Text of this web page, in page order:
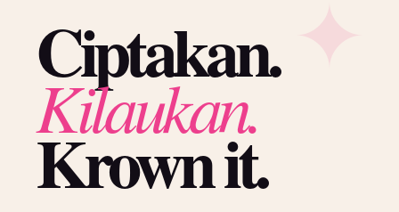
Ciptakan.
Kilaukan.
Krown it.